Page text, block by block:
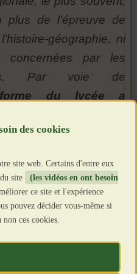
plus de l’épreuve de
géographie, ni
par les
Par voie de
du lycée a
depuis 2019,
est bien mis à mal
La réforme Blanquer
emplois du temps,
régionales) sont
site web. Certains d'entre eux
site
(les vidéos en ont besoin
ce site et l'expérience
pouvez décider vous-même si
ces cookies.